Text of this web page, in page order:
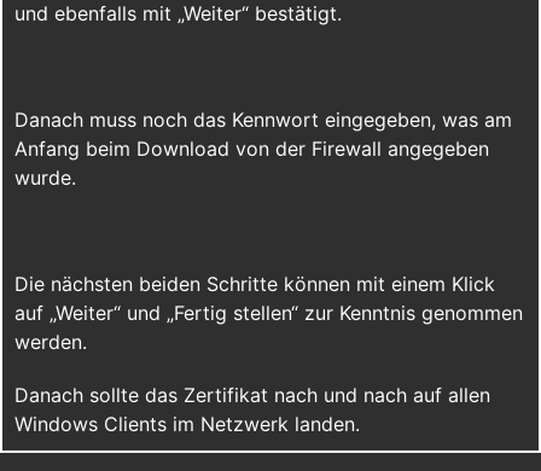
und ebenfalls mit „Weiter“ bestätigt.
Danach muss noch das Kennwort eingegeben, was am
Anfang beim Download von der Firewall angegeben
wurde.
Die nächsten beiden Schritte können mit einem Klick
auf „Weiter“ und „Fertig stellen“ zur Kenntnis genommen
werden.
Danach sollte das Zertifikat nach und nach auf allen
Windows Clients im Netzwerk landen.